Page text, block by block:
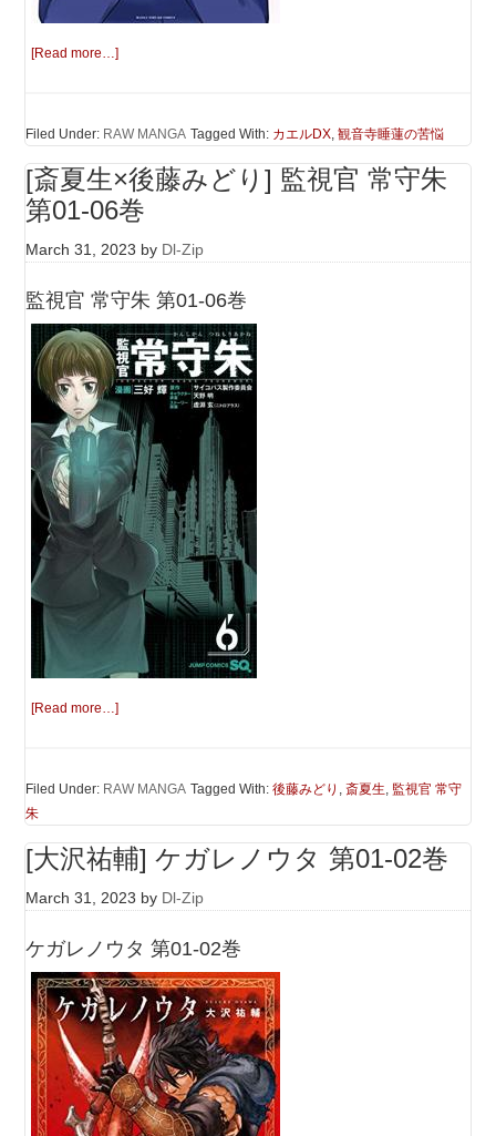
[Read more…]
Filed Under: RAW MANGA Tagged With: カエルDX,観音寺睡蓮の苦悩
[斎夏生×後藤みどり] 監視官 常守朱
第01-06巻
March 31, 2023 by Dl-Zip
監視官 常守朱 第01-06巻
[Read more…]
Filed Under: RAW MANGA Tagged With:後藤みどり ,斎夏生, 監視官 常守
朱
[大沢祐輔] ケガレノウタ 第01-02巻
March 31, 2023 by Dl-Zip
ケガレノウタ 第01-02巻